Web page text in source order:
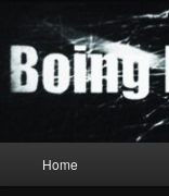
primary
contentBoing
Home